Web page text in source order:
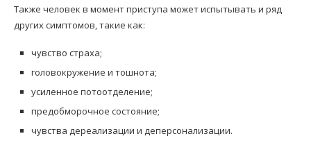
Также человек в момент приступа может испытывать и ряд
других симптомов, такие как:
чувство страха;
головокружение и тошнота;
усиленное потоотделение;
предобморочное состояние;
чувства дереализации и деперсонализации.